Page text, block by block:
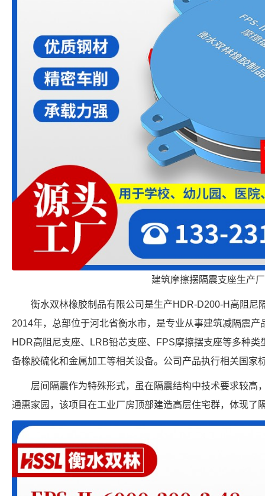
建筑摩擦摆隔震支座生产
衡水双林橡胶制品有限公司是生产HDR-D200-H高阻尼
2014年，总部位于河北省衡水市，是专业从事建筑减隔震
HDR高阻尼支座、LRB铅芯支座、FPS摩擦摆支座等多种
备橡胶硫化和金属加工等相关设备。公司产品执行相关国家
层间隔震作为特殊形式，虽在隔震结构中技术要求较高
通惠家园，该项目在工业厂房顶部建造高层住宅群，体现了